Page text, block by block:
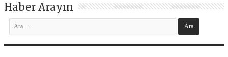
Haber Arayın